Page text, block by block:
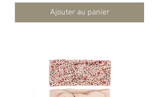
Ajouter au panier